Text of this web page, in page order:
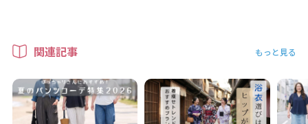
関連記事 もっと見る